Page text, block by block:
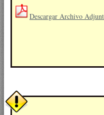
Descargar Archivo